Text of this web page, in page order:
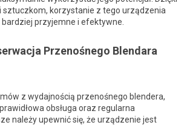
korzystanie z tego urządzenia
przyjemne i efektywne.
Przenośnego Blendara
z wydajnością przenośnego blendera,
obsługa oraz regularna
należy upewnić się, że urządzenie jest